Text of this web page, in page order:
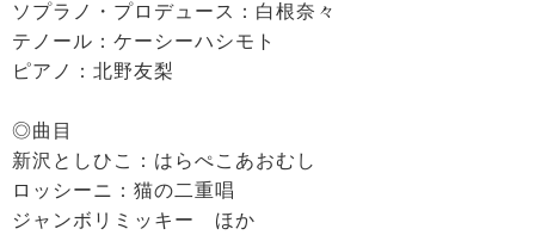
ソプラノ・プロデュース：白根奈々
テノール：ケーシーハシモト
ピアノ：北野友梨
◎曲目
新沢としひこ：はらぺこあおむし
ロッシーニ：猫の二重唱
ジャンボリミッキー ほか